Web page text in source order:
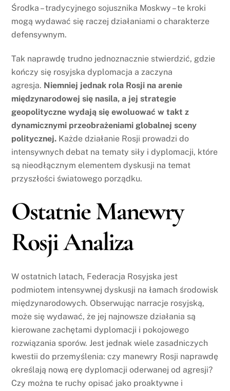
Środka – tradycyjnego sojusznika Moskwy – te kroki
mogą wydawać się raczej działaniami o charakterze
defensywnym.
Tak naprawdę trudno jednoznacznie stwierdzić, gdzie
kończy się rosyjska dyplomacja a zaczyna
agresja. Niemniej jednak rola Rosji na arenie
międzynarodowej się nasila, a jej strategie
geopolityczne wydają się ewoluować w takt z
dynamicznymi przeobrażeniami globalnej sceny
politycznej. Każde działanie Rosji prowadzi do
intensywnych debat na tematy siły i dyplomacji, które
są nieodłącznym elementem dyskusji na temat
przyszłości światowego porządku.
Ostatnie Manewry
Rosji Analiza
W ostatnich latach, Federacja Rosyjska jest
podmiotem intensywnej dyskusji na łamach środowisk
międzynarodowych. Obserwując narracje rosyjską,
może się wydawać, że jej najnowsze działania są
kierowane zachętami dyplomacji i pokojowego
rozwiązania sporów. Jest jednak wiele zasadniczych
kwestii do przemyślenia: czy manewry Rosji naprawdę
określają nową erę dyplomacji oderwanej od agresji?
Czy można te ruchy opisać jako proaktywne i